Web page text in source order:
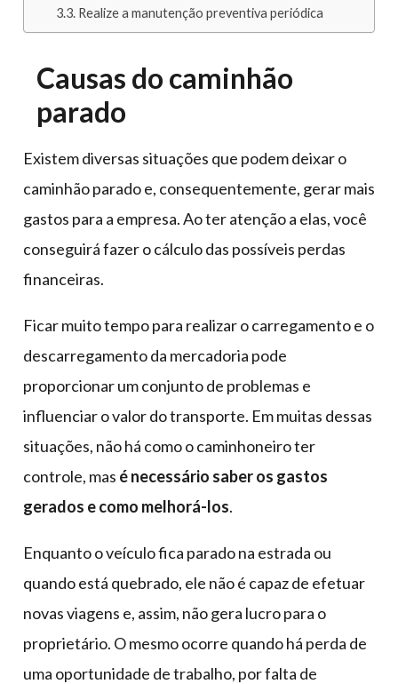
Realize a manutenção preventiva periódica
Causas do caminhão
parado
Existem diversas situações que podem deixar o
caminhão parado e, consequentemente, gerar mais
gastos para a empresa. Ao ter atenção a elas, você
conseguirá fazer o cálculo das possíveis perdas
financeiras.
Ficar muito tempo para realizar o carregamento e o
descarregamento da mercadoria pode
proporcionar um conjunto de problemas e
influenciar o valor do transporte. Em muitas dessas
situações, não há como o caminhoneiro ter
controle, mas é necessário saber os gastos
gerados e como melhorá-los.
Enquanto o veículo fica parado na estrada ou
quando está quebrado, ele não é capaz de efetuar
novas viagens e, assim, não gera lucro para o
proprietário. O mesmo ocorre quando há perda de
uma oportunidade de trabalho, por falta de